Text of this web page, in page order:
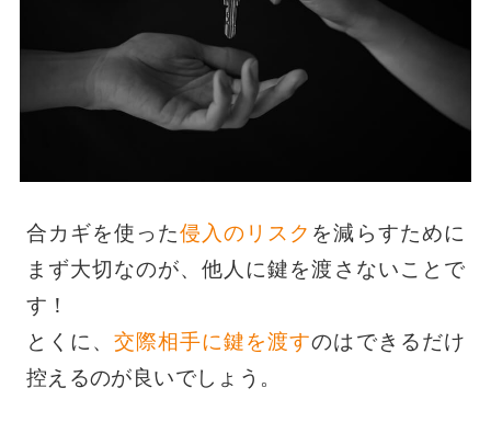
合カギを使った侵入のリスク を減らすために
まず大切なのが、他人に鍵を渡さないことで
す！
とくに、交際相手に鍵を渡すのはできるだけ
控えるのが良いでしょう。